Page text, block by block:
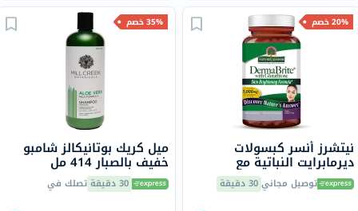
20% خصم
نيتشرز أنسر كبسولات
ديرمابرايت النباتية مع
الجلوتاثيون لتفتيح البشرة
حزمة من 60توصيل مجاني30 دقيقة
35% خصم
ميل كريك بوتانيكالز شامبو
خفيف بالصبار 414 مل
30 دقيقة تصلك في